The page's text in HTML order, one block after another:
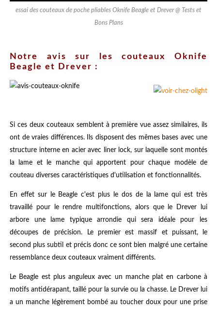
essai des couteaux de poche pliables Oknife Beagle et Drever @ Tests et
Bons Plans
Notre avis sur les couteaux Oknife
Beagle et Drever :
Si ces deux couteaux semblent à première vue assez similaires, ils
ont de vraies différences. Ils disposent des mêmes bases avec une
structure interne en acier avec liner lock, sur laquelle sont montés
la lame et le manche qui apportent pour chaque modèle de
couteau diverses caractéristiques d'utilisation et fonctionnalités.
En effet sur le Beagle c'est plus le dos de la lame qui est très
travaillé pour le rendre multifonctions, alors que le Drever lui
arbore une lame typique arrondie qui sera idéale pour les
découpes de précision. Le premier est massif et puissant, le
second plus subtil et précis donc ce sont bien malgré une certaine
ressemblance deux couteaux vraiment différents.
Le Beagle est plus anguleux avec un manche plat en carbone à
motifs antidérapant, taillé pour la survie ou la chasse. Le Drever lui
a un manche légèrement bombé au toucher doux pour une prise